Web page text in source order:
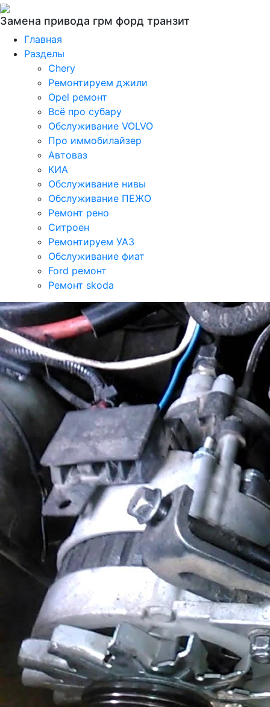
Замена привода грм форд транзит
Главная
Разделы
Chery
Ремонтируем джили
Opel ремонт
Всё про субару
Обслуживание VOLVO
Про иммобилайзер
Автоваз
КИА
Обслуживание нивы
Обслуживание ПЕЖО
Ремонт рено
Ситроен
Ремонтируем УАЗ
Обслуживание фиат
Ford ремонт
Ремонт skoda